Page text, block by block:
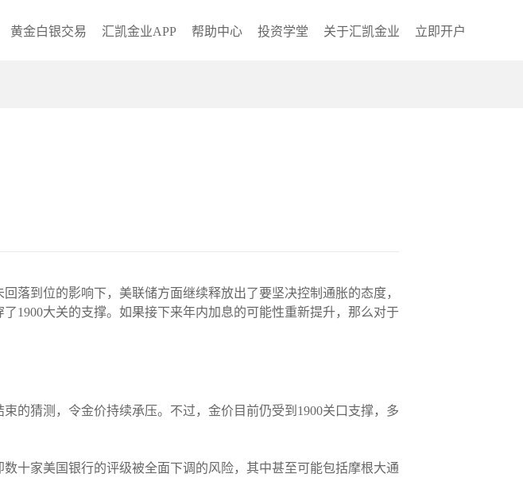
黄金白银交易 汇凯金业APP 帮助中心 投资学堂 关于汇凯金业 立即开户
落到位的影响下，美联储方面继续释放出了要坚决控制通胀的态度，
1900大关的支撑。如果接下来年内加息的可能性重新提升，那么对于
的猜测，令金价持续承压。不过，金价目前仍受到1900关口支撑，多
十家美国银行的评级被全面下调的风险，其中甚至可能包括摩根大通